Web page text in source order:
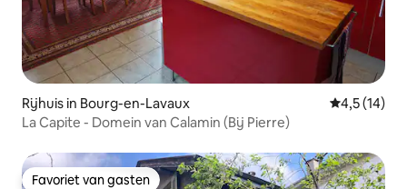
Rijhuis in Bourg-en-Lavaux
4,5 (14)
La Capite - Domein van Calamin (Bij Pierre)
Favoriet van gasten